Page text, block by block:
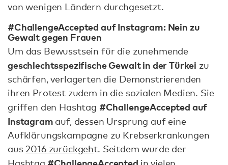
von wenigen Ländern durchgesetzt.
#ChallengeAccepted auf Instagram: Nein zu
Gewalt gegen Frauen
Um das Bewusstsein für die zunehmende
geschlechtsspezifische Gewalt in der Türkei zu
schärfen, verlagerten die Demonstrierenden
ihren Protest zudem in die sozialen Medien. Sie
griffen den Hashtag #ChallengeAccepted auf
Instagram auf, dessen Ursprung auf eine
Aufklärungskampagne zu Krebserkrankungen
aus 2016 zurückgeht. Seitdem wurde der